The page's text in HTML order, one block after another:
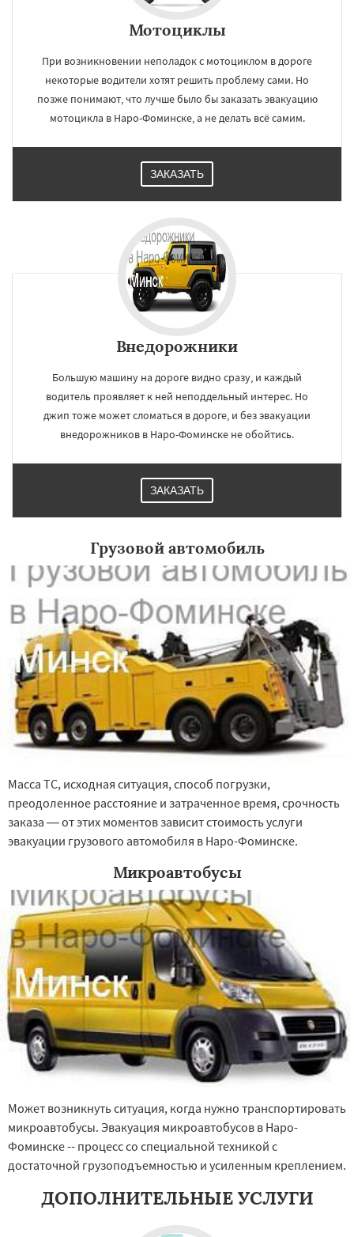
Работаем по
×
Орехово-Зуево
Павловский Посад
Пересвет Подольск Протвино Пушкино
Пущино Раменское Реутов Рошаль
Рузф
Сергиев Посад
Серпухов
Солнечногорск Купавна Ступино
Талдом Фрязино Химки
Хотьково
Черноголовка Чехов Шатура Щелково
Электрогорск Электросталь
Электроугли Яхрома Андреево
Белоомут
Бобров
Богородское
Большие Вяземы
Вербилки
Восход
Деденево
Мотоциклы
При возникновении неполадок с мотоциклом в дороге
некоторые водители хотят решить проблему сами. Но
позже понимают, что лучше было бы заказать эвакуацию
мотоцикла в Наро-Фоминске, а не делать всё самим.
ЗАКАЗАТЬ
Внедорожники
Большую машину на дороге видно сразу, и каждый
водитель проявляет к ней неподдельный интерес. Но
джип тоже может сломаться в дороге, и без эвакуации
внедорожников в Наро-Фоминске не обойтись.
ЗАКАЗАТЬ
Грузовой автомобиль
Масса ТС, исходная ситуация, способ погрузки,
преодоленное расстояние и затраченное время, срочность
заказа — от этих моментов зависит стоимость услуги
эвакуации грузового автомобиля в Наро-Фоминске.
Микроавтобусы
Может возникнуть ситуация, когда нужно транспортировать
микроавтобусы. Эвакуация микроавтобусов в Наро-
Фоминске -- процесс со специальной техникой с
достаточной грузоподъемностью и усиленным креплением.
ДОПОЛНИТЕЛЬНЫЕ УСЛУГИ
УЗНАТЬ ПОДРОБНЕЕ ×
Даю согласие на обработку персональных данных